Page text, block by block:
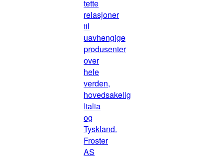
tette
relasjoner
til
uavhengige
produsenter
over
hele
verden,
hovedsakelig
Italia
og
Tyskland.
Froster
AS